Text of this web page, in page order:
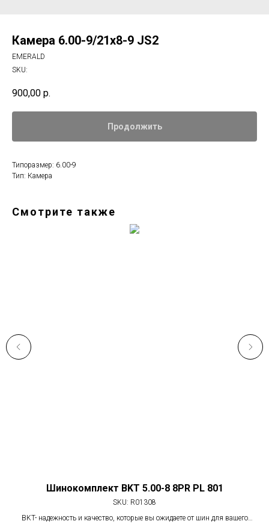
Камера 6.00-9/21х8-9 JS2
EMERALD
SKU:
900,00 р.
Продолжить
Типоразмер: 6.00-9
Тип: Камера
Смотрите также
Шинокомплект BKT 5.00-8 8PR PL 801
SKU: R01308
BKT- надежность и качество, которые вы ожидаете от шин для вашего